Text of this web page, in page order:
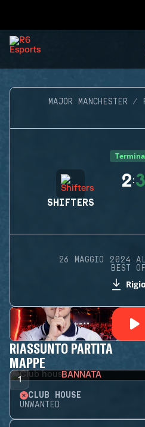
MAJOR MANCHESTER
SHIFTERS
2:3
26 MAGGIO 2024
BEST
RIASSUNTO PARTITA
MAPPE
1 BANNATA
CLUB HOUSE
UNWANTED